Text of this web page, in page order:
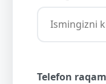
Telefon